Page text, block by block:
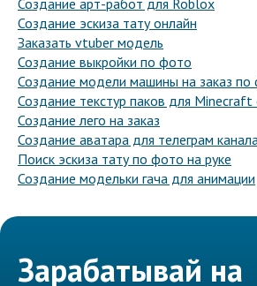
Создание арт-работ для Roblox
Создание эскиза тату онлайн
Заказать vtuber модель
Создание выкройки по фото
Создание модели машины на заказ по
Создание текстур паков для Minecraft
Создание лего на заказ
Создание аватара для телеграм
Поиск эскиза тату по фото на руке
Создание модельки гача для анимации
Зарабатывай на